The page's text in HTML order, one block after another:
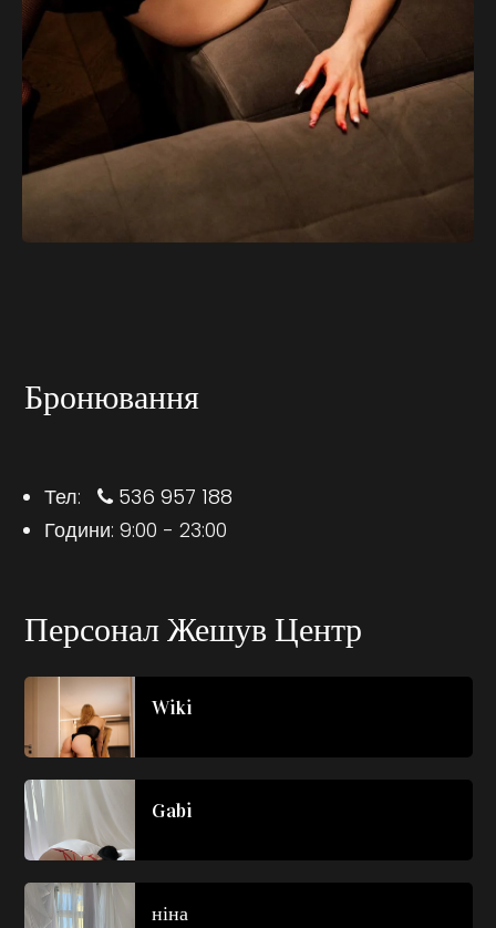
Бронювання
Тел:
536 957 188
Години: 9:00 - 23:00
Персонал Жешув Центр
Wiki
Gabi
ніна